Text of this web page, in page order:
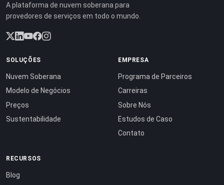
A plataforma de nuvem soberana para
provedores de serviços em todo o mundo.
SOLUÇÕES
Nuvem Soberana
Modelo de Negócios
Preços
Sustentabilidade
EMPRESA
Programa de Parceiros
Carreiras
Sobre Nós
Estudos de Caso
Contato
RECURSOS
Blog